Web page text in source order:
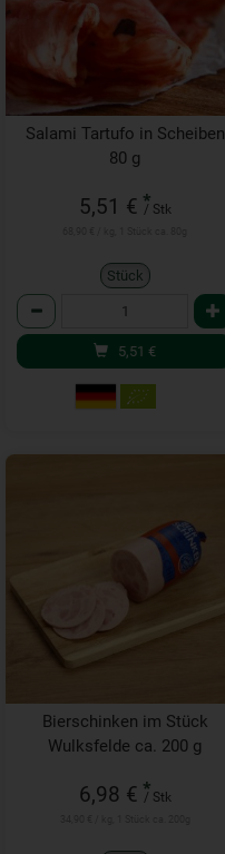
Salami Tartufo in Scheiben
80 g
5,51 € *
/ Stk
Stück
Anzahl
5,51 €
Bierschinken im Stück
Wulksfelde ca. 200 g
6,98 € *
/ Stk